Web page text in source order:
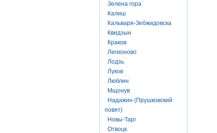
Зелена гора
Калиш
Кальваря-Зебжидовска
Квидзын
Краков
Легионово
Лодзь
Луков
Люблин
Мщонув
Надажин (Прушковский
повят)
Новы-Тарг
Отвоцк